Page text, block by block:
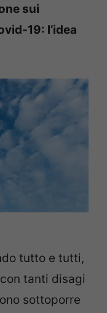
sui
19: l’idea
tutto e tutti,
tanti disagi
sottoporre